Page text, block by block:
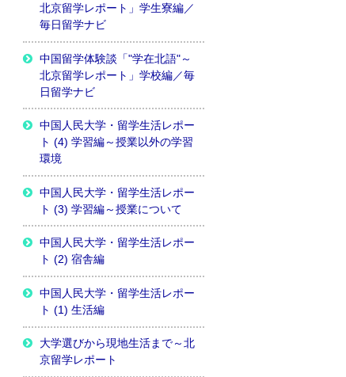
北京留学レポート」学生寮編／
毎日留学ナビ
中国留学体験談「"学在北語"～
北京留学レポート」学校編／毎
日留学ナビ
中国人民大学・留学生活レポー
ト (4) 学習編～授業以外の学習
環境
中国人民大学・留学生活レポー
ト (3) 学習編～授業について
中国人民大学・留学生活レポー
ト (2) 宿舎編
中国人民大学・留学生活レポー
ト (1) 生活編
大学選びから現地生活まで～北
京留学レポート